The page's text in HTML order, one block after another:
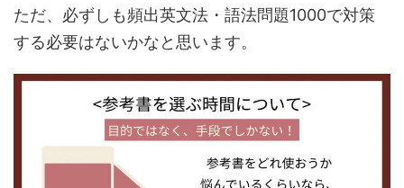
ただ、必ずしも頻出英文法・語法問題1000で対策
する必要はないかなと思います。